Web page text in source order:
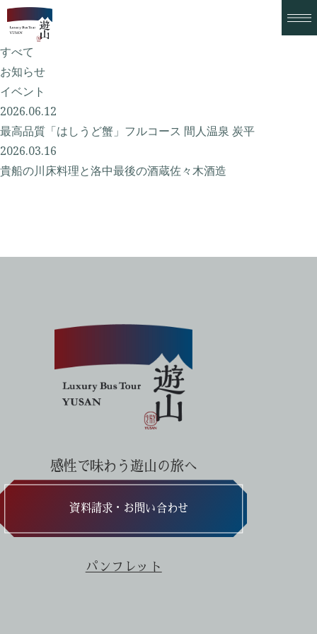
すべて
お知らせ
イベント
2026.06.12
最高品質「はしうど蟹」フルコース 間人温泉 炭平
2026.03.16
貴船の川床料理と洛中最後の酒蔵佐々木酒造
感性で味わう遊山の旅へ
資料請求・お問い合わせ
パンフレット